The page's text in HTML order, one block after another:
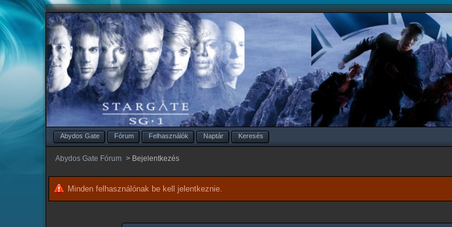
Abydos Gate Fórum Felhasználók Naptár Keresés
Abydos Gate Fórum > Bejelentkezés
Minden felhasználónak be kell jelentkeznie.